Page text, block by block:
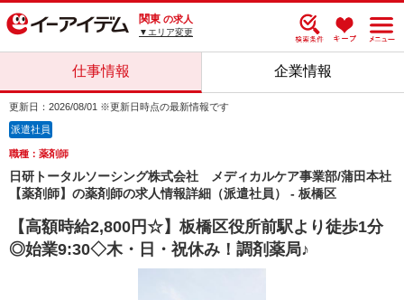
関東 の求人
▼エリア変更
仕事情報 企業情報
更新日：2026/08/01 ※更新日時点の最新情報です
派遣社員
職種：薬剤師
日研トータルソーシング株式会社 メディカルケア事業部/蒲田本社
【薬剤師】の薬剤師の求人情報詳細（派遣社員） - 板橋区
【高額時給2,800円☆】板橋区役所前駅より徒歩1分
◎始業9:30◇木・日・祝休み！調剤薬局♪